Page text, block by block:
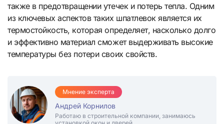
также в предотвращении утечек и потерь тепла. Одним
из ключевых аспектов таких шпатлевок является их
термостойкость, которая определяет, насколько долго
и эффективно материал сможет выдерживать высокие
температуры без потери своих свойств.
Мнение эксперта
Андрей Корнилов
Работаю в строительной компании, занимаюсь